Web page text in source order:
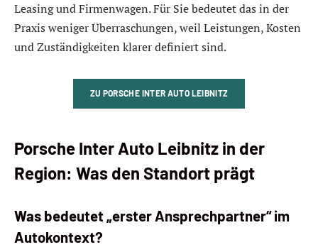
Leasing und Firmenwagen. Für Sie bedeutet das in der
Praxis weniger Überraschungen, weil Leistungen, Kosten
und Zuständigkeiten klarer definiert sind.
ZU PORSCHE INTER AUTO LEIBNITZ
Porsche Inter Auto Leibnitz in der
Region: Was den Standort prägt
Was bedeutet „erster Ansprechpartner“ im
Autokontext?